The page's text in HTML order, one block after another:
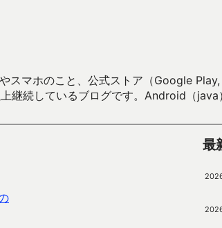
スマホのこと、公式ストア（Google
継続しているブログです。Android（
最